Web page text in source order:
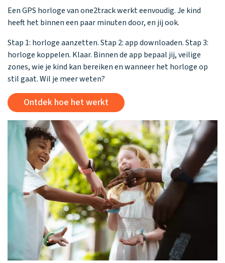
Een GPS horloge van one2track werkt eenvoudig. Je kind
heeft het binnen een paar minuten door, en jij ook.
Stap 1: horloge aanzetten. Stap 2: app downloaden. Stap 3:
horloge koppelen. Klaar. Binnen de app bepaal jij, veilige
zones, wie je kind kan bereiken en wanneer het horloge op
stil gaat. Wil je meer weten?
Ontdek hoe het werkt